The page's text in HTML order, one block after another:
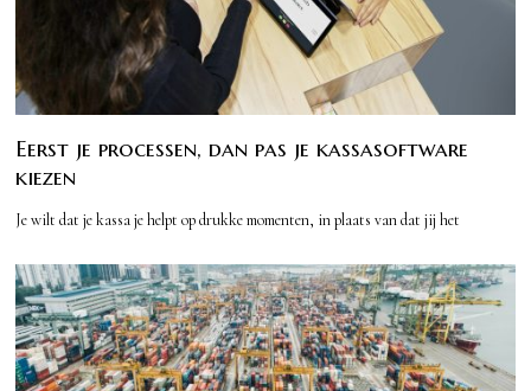
Eerst je processen, dan pas je kassasoftware
kiezen
Je wilt dat je kassa je helpt op drukke momenten, in plaats van dat jij het